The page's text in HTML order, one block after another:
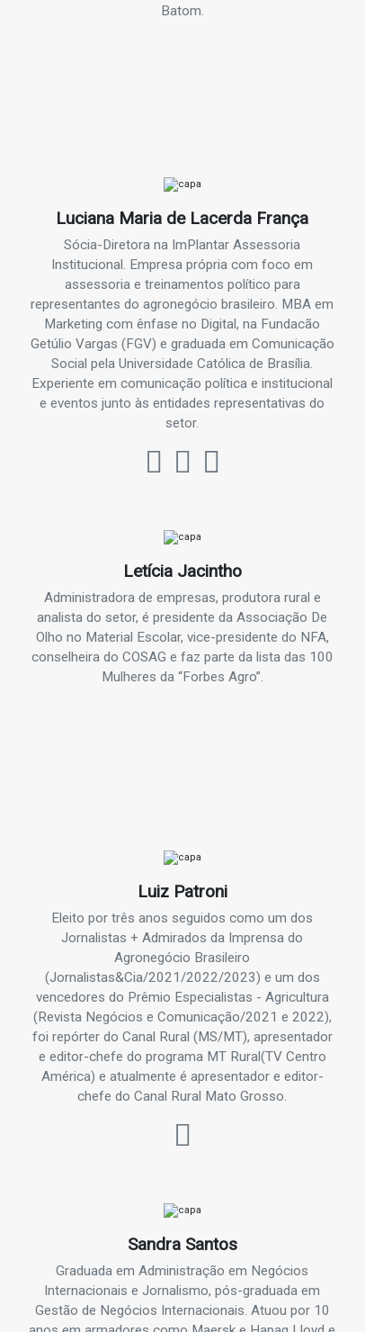
Batom.
Luciana Maria de Lacerda França
Sócia-Diretora na ImPlantar Assessoria
Institucional. Empresa própria com foco em
assessoria e treinamentos político para
representantes do agronegócio brasileiro. MBA em
Marketing com ênfase no Digital, na Fundacão
Getúlio Vargas (FGV) e graduada em Comunicação
Social pela Universidade Católica de Brasília.
Experiente em comunicação política e institucional
e eventos junto às entidades representativas do
setor.
Letícia Jacintho
Administradora de empresas, produtora rural e
analista do setor, é presidente da Associação De
Olho no Material Escolar, vice-presidente do NFA,
conselheira do COSAG e faz parte da lista das 100
Mulheres da “Forbes Agro”.
Luiz Patroni
Eleito por três anos seguidos como um dos
Jornalistas + Admirados da Imprensa do
Agronegócio Brasileiro
(Jornalistas&Cia/2021/2022/2023) e um dos
vencedores do Prêmio Especialistas - Agricultura
(Revista Negócios e Comunicação/2021 e 2022),
foi repórter do Canal Rural (MS/MT), apresentador
e editor-chefe do programa MT Rural(TV Centro
América) e atualmente é apresentador e editor-
chefe do Canal Rural Mato Grosso.
Sandra Santos
Graduada em Administração em Negócios
Internacionais e Jornalismo, pós-graduada em
Gestão de Negócios Internacionais. Atuou por 10